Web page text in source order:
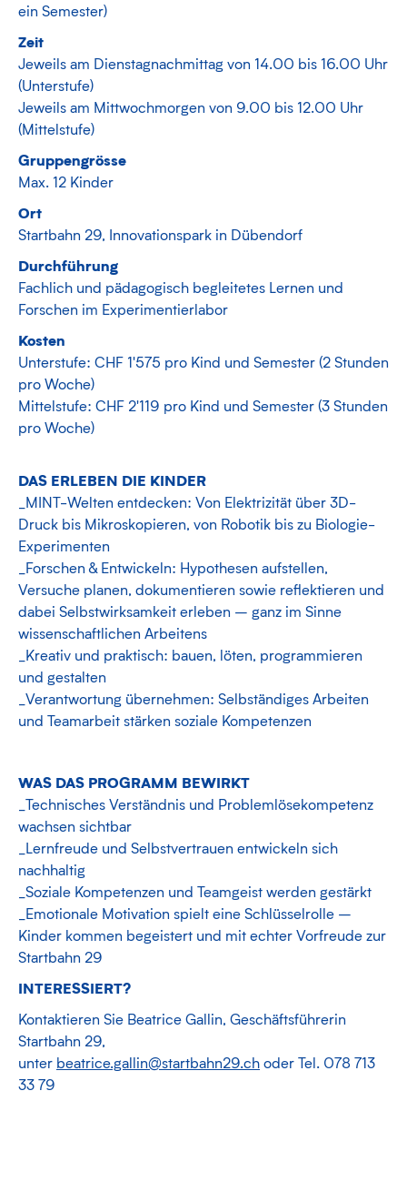
ein Semester)
Zeit
Jeweils am Dienstagnachmittag von 14.00 bis 16.00 Uhr
(Unterstufe)
Jeweils am Mittwochmorgen von 9.00 bis 12.00 Uhr
(Mittelstufe)
Gruppengrösse
Max. 12 Kinder
Ort
Startbahn 29, Innovationspark in Dübendorf
Durchführung
Fachlich und pädagogisch begleitetes Lernen und
Forschen im Experimentierlabor
Kosten
Unterstufe: CHF 1'575 pro Kind und Semester (2 Stunden
pro Woche)
Mittelstufe: CHF 2'119 pro Kind und Semester (3 Stunden
pro Woche)
DAS ERLEBEN DIE KINDER
_MINT-Welten entdecken: Von Elektrizität über 3D-
Druck bis Mikroskopieren, von Robotik bis zu Biologie-
Experimenten
_Forschen & Entwickeln: Hypothesen aufstellen,
Versuche planen, dokumentieren sowie reflektieren und
dabei Selbstwirksamkeit erleben – ganz im Sinne
wissenschaftlichen Arbeitens
_Kreativ und praktisch: bauen, löten, programmieren
und gestalten
_Verantwortung übernehmen: Selbständiges Arbeiten
und Teamarbeit stärken soziale Kompetenzen
WAS DAS PROGRAMM BEWIRKT
_Technisches Verständnis und Problemlösekompetenz
wachsen sichtbar
_Lernfreude und Selbstvertrauen entwickeln sich
nachhaltig
_Soziale Kompetenzen und Teamgeist werden gestärkt
_Emotionale Motivation spielt eine Schlüsselrolle –
Kinder kommen begeistert und mit echter Vorfreude zur
Startbahn 29
INTERESSIERT?
Kontaktieren Sie Beatrice Gallin, Geschäftsführerin
Startbahn 29,
unter beatrice.gallin@startbahn29.choder Tel. 078 713
33 79